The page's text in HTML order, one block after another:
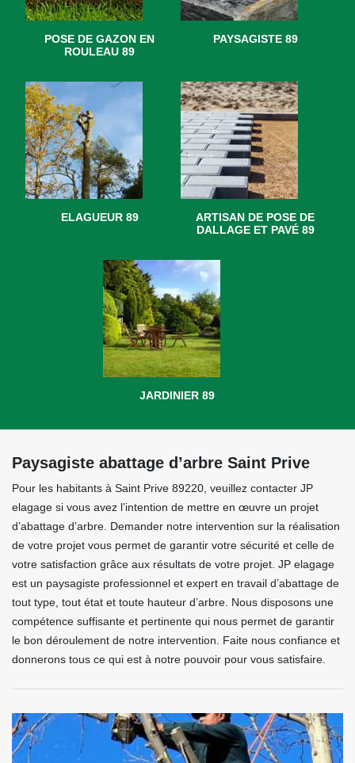
POSE DE GAZON EN
ROULEAU 89
PAYSAGISTE 89
ELAGUEUR 89
ARTISAN DE POSE DE
DALLAGE ET PAVÉ 89
JARDINIER 89
Paysagiste abattage d’arbre Saint Prive
Pour les habitants à Saint Prive 89220, veuillez contacter JP
elagage si vous avez l’intention de mettre en œuvre un projet
d’abattage d’arbre. Demander notre intervention sur la réalisation
de votre projet vous permet de garantir votre sécurité et celle de
votre satisfaction grâce aux résultats de votre projet. JP elagage
est un paysagiste professionnel et expert en travail d’abattage de
tout type, tout état et toute hauteur d’arbre. Nous disposons une
compétence suffisante et pertinente qui nous permet de garantir
le bon déroulement de notre intervention. Faite nous confiance et
donnerons tous ce qui est à notre pouvoir pour vous satisfaire.